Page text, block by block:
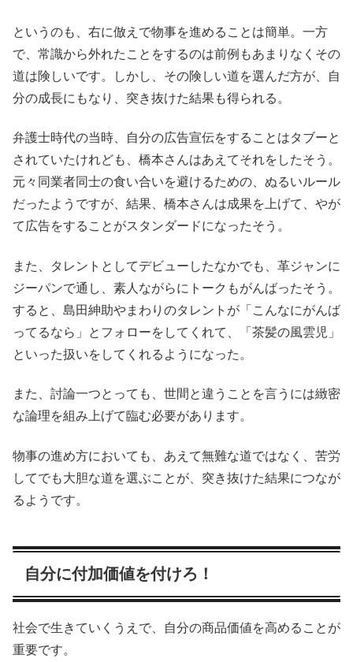
というのも、右に倣えで物事を進めることは簡単。一方
で、常識から外れたことをするのは前例もあまりなくその
道は険しいです。しかし、その険しい道を選んだ方が、自
分の成長にもなり、突き抜けた結果も得られる。
弁護士時代の当時、自分の広告宣伝をすることはタブーと
されていたけれども、橋本さんはあえてそれをしたそう。
元々同業者同士の食い合いを避けるための、ぬるいルール
だったようですが、結果、橋本さんは成果を上げて、やが
て広告をすることがスタンダードになったそう。
また、タレントとしてデビューしたなかでも、革ジャンに
ジーパンで通し、素人ながらにトークもがんばったそう。
すると、島田紳助やまわりのタレントが「こんなにがんば
ってるなら」とフォローをしてくれて、「茶髪の風雲児」
といった扱いをしてくれるようになった。
また、討論一つとっても、世間と違うことを言うには緻密
な論理を組み上げて臨む必要があります。
物事の進め方においても、あえて無難な道ではなく、苦労
してでも大胆な道を選ぶことが、突き抜けた結果につなが
るようです。
自分に付加価値を付けろ！
社会で生きていくうえで、自分の商品価値を高めることが
重要です。